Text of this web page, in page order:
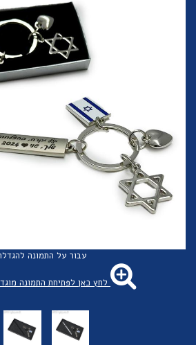
עבור על התמונה
לחץ כאן לפתיחת התמונה